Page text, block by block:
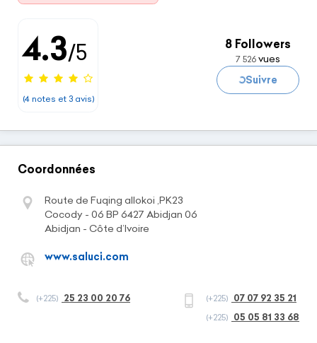
4.3/5
(4 notes et 3 avis)
8 Followers
7 526 vues
Chargement...Suivre
Coordonnées
Route de Fuqing allokoi ,PK23
Cocody - 06 BP 6427 Abidjan 06
Abidjan - Côte d’Ivoire
www.saluci.com
(+225) 25 23 00 20 76 (+225) 07 07 92 35 21
(+225) 05 05 81 33 68